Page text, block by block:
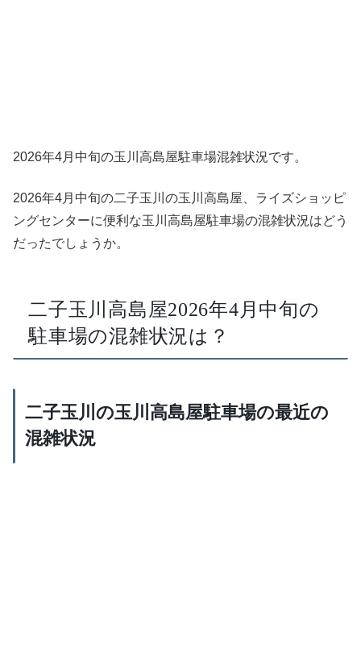
2026年4月中旬の玉川高島屋駐車場混雑状況です。
2026年4月中旬の二子玉川の玉川高島屋、ライズショッピ
ングセンターに便利な玉川高島屋駐車場の混雑状況はどう
だったでしょうか。
二子玉川高島屋2026年4月中旬の
駐車場の混雑状況は？
二子玉川の玉川高島屋駐車場の最近の
混雑状況